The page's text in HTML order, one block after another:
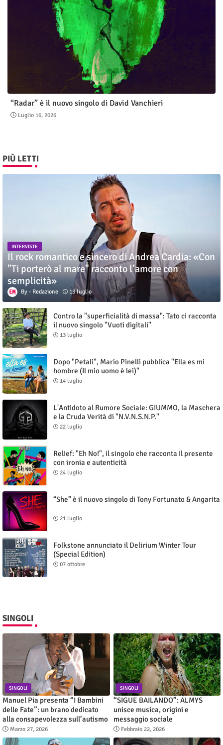
“Radar” è il nuovo singolo di David Vanchieri
Luglio 16, 2026
PIÙ LETTI
INTERVISTE
Il rock romantico e sincero di Andrea Cardia: «Con
"Ti porterò al mare" racconto l’amore con
semplicità»
Redazione 13 luglio
Contro la "superficialità di massa": Tato ci racconta
il nuovo singolo "Vuoti digitali"
13 luglio
Dopo "Petali", Mario Pinelli pubblica "Ella es mi
hombre (Il mio uomo è lei)"
14 luglio
L'Antidoto al Rumore Sociale: GIUMMO, la Maschera
e la Cruda Verità di "N.V.N.S.N.P."
22 luglio
Relief: "Eh No!", il singolo che racconta il presente
con ironia e autenticità
24 luglio
“She” è il nuovo singolo di Tony Fortunato & Angarita
21 luglio
Folkstone annunciato il Delirium Winter Tour
(Special Edition)
07 ottobre
SINGOLI
SINGOLI
Manuel Pia presenta “I Bambini
delle Fate”: un brano dedicato
alla consapevolezza sull’autismo
Marzo 27, 2026
SINGOLI
“SIGUE BAILANDO”: ALMYS
unisce musica, origini e
messaggio sociale
Febbraio 22, 2026